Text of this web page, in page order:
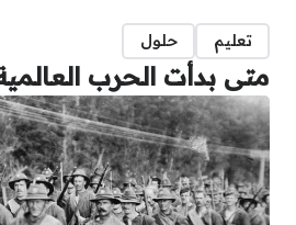
تعليم حلول
متى بدأت الحرب العالمية